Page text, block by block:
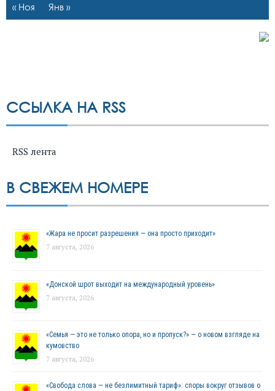
« Ноя Янв »
ССЫЛКА НА RSS
RSS лента
В СВЕЖЕМ НОМЕРЕ
«Жара не просит разрешения — она просто приходит»
7 августа, 2026
«Донской шрот выходит на международный уровень»
7 августа, 2026
«Семья — это не только опора, но и пропуск?» — о новом взгляде на
кумовство
7 августа, 2026
«Свобода слова — не безлимитный тариф»: споры вокруг отзывов о